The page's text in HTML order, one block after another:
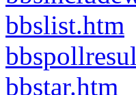
bbslist.htm
bbstar.htm